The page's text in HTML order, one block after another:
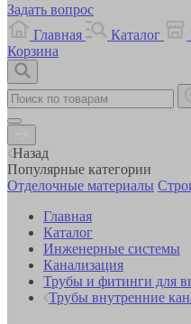
Задать вопрос
Главная
Каталог
Корзина
Назад
Популярные категории
Отделочные материалы
Главная
Каталог
Инженерные системы
Канализация
Трубы и фитинги для
Трубы внутренние